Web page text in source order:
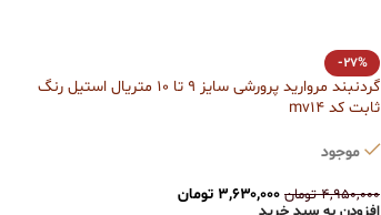
-27%
گردنبند مروارید پرورشی سایز 9 تا 10 متریال استیل رنگ
ثابت کد mv14
موجود
۴,۹۵۰,۰۰۰ تومان ۳,۶۳۰,۰۰۰ تومان